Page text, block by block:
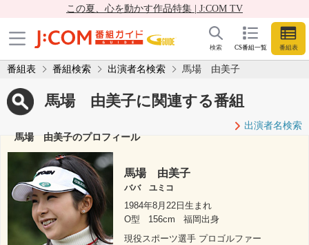
この夏、心を動かす作品特集 | J:COM TV
CS番組一覧 番組表
検索
番組表 番組検索 出演者名検索 馬場 由美子
馬場 由美子に関連する番組
出演者名検索
馬場 由美子のプロフィール
馬場 由美子
ババ ユミコ
1984年8月22日生まれ
O型
156cm
福岡出身
現役スポーツ選手 プロゴルファー